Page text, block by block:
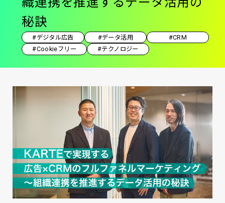
イ
ン
秘訣
#デジタル広告 #データ活用
#CRM
#Cookieフリー
#テクノロジー